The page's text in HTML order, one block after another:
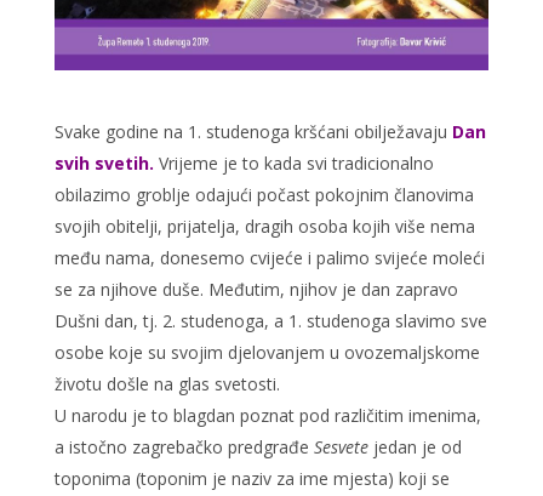
Svake godine na 1. studenoga kršćani obilježavaju Dan
svih svetih. Vrijeme je to kada svi tradicionalno
obilazimo groblje odajući počast pokojnim članovima
svojih obitelji, prijatelja, dragih osoba kojih više nema
među nama, donesemo cvijeće i palimo svijeće moleći
se za njihove duše. Međutim, njihov je dan zapravo
Dušni dan, tj. 2. studenoga, a 1. studenoga slavimo sve
osobe koje su svojim djelovanjem u ovozemaljskome
životu došle na glas svetosti.
U narodu je to blagdan poznat pod različitim imenima,
a istočno zagrebačko predgrađe Sesvetejedan je od
toponima (toponim je naziv za ime mjesta) koji se